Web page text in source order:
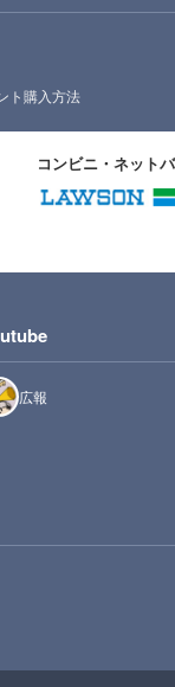
ト購入方法
コンビニ・ネット
広報